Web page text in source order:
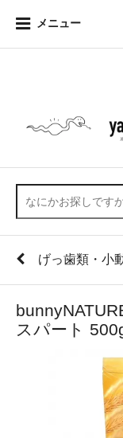
メニュー
げっ歯類・小
スパート